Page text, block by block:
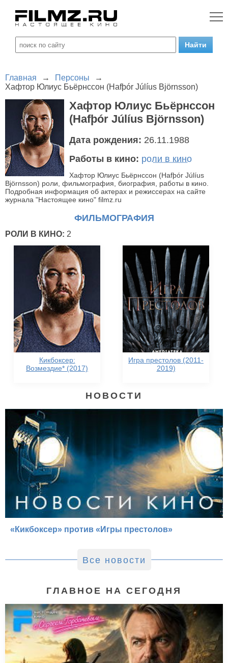
Главная → Персоны
→
Хафтор Юлиус Бьёрнссон (Hafþór Júlíus Björnsson)
Хафтор Юлиус Бьёрнссон
(Hafþór Júlíus Björnsson)
Дата рождения: 26.11.1988
Работы в кино: роли в кино
Хафтор Юлиус Бьёрнссон (Hafþór Júlíus
Björnsson) роли, фильмография, биография, работы в кино.
Подробная информация об актерах и режиссерах на сайте
журнала "Настоящее кино" filmz.ru
ФИЛЬМОГРАФИЯ
РОЛИ В КИНО: 2
Кикбоксер:
Возмездие* (2017)
Игра престолов (2011-
2019)
НОВОСТИ
«Кикбоксер» против «Игры престолов»
Все новости
ГЛАВНОЕ НА СЕГОДНЯ